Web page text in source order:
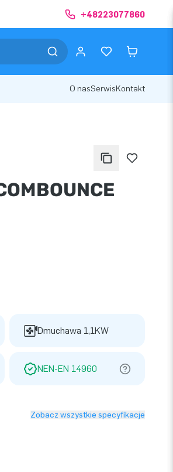
+48223077860
O nasSerwisKontakt
Dmuchawa 1,1KW
NEN-EN 14960
Zobacz wszystkie specyfikacje